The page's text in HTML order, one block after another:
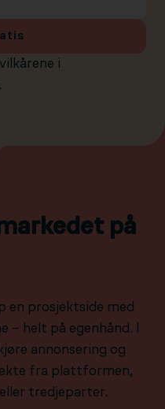
i
på
en prosjektside med
– helt på egenhånd. I
annonsering og
fra plattformen,
tredjeparter.